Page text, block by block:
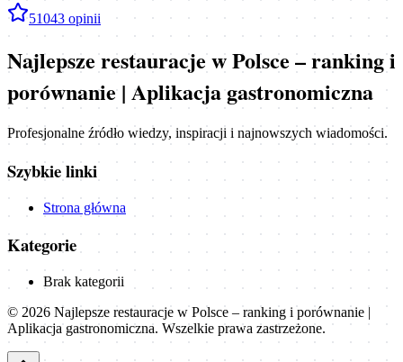
51043 opinii
Najlepsze restauracje w Polsce – ranking i
porównanie | Aplikacja gastronomiczna
Profesjonalne źródło wiedzy, inspiracji i najnowszych wiadomości.
Szybkie linki
Strona główna
Kategorie
Brak kategorii
© 2026 Najlepsze restauracje w Polsce – ranking i porównanie |
Aplikacja gastronomiczna. Wszelkie prawa zastrzeżone.